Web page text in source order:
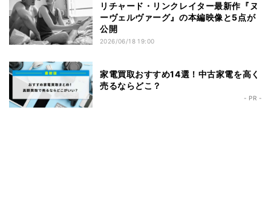
リチャード・リンクレイター最新作『ヌ
ーヴェルヴァーグ』の本編映像と5点が
公開
2026/06/18 19:00
家電買取おすすめ14選！中古家電を高く
売るならどこ？
- PR -